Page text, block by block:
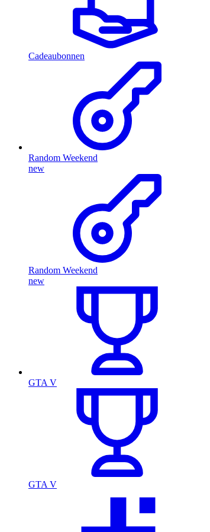
Cadeaubonnen
Random Weekend
new
Random Weekend
new
GTA V
GTA V